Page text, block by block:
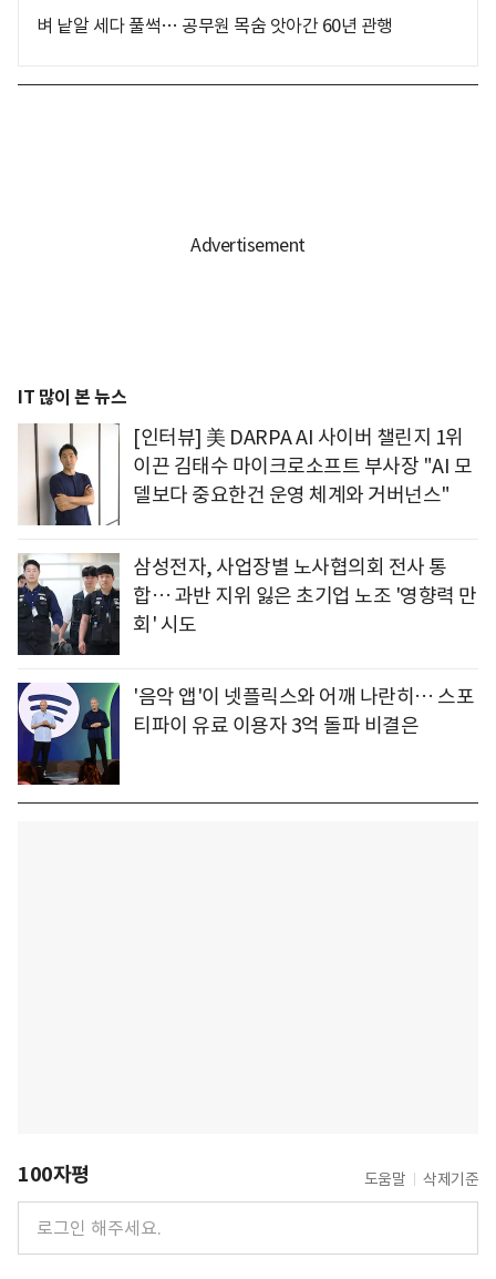
벼 낱알 세다 풀썩… 공무원 목숨 앗아간 60년 관행
IT 많이 본 뉴스
[인터뷰] 美 DARPA AI 사이버 챌린지 1위
이끈 김태수 마이크로소프트 부사장 "AI 모
델보다 중요한건 운영 체계와 거버넌스"
삼성전자, 사업장별 노사협의회 전사 통
합… 과반 지위 잃은 초기업 노조 '영향력 만
회' 시도
'음악 앱'이 넷플릭스와 어깨 나란히… 스포
티파이 유료 이용자 3억 돌파 비결은
100자평 도움말 삭제기준